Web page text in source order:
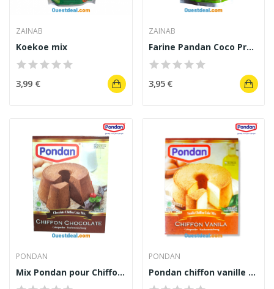
ZAINAB
Koekoe mix
3,99 €
ZAINAB
Farine Pandan Coco Prêt-à-cuire Zainab 250 g
3,95 €
PONDAN
Mix Pondan pour Chiffon Chocolat 400g
PONDAN
Pondan chiffon vanille 400 g